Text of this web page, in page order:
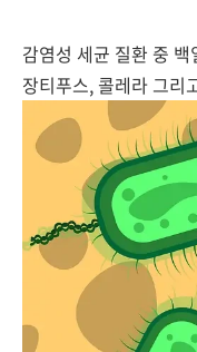
감염성 세균 질환 중
장티푸스, 콜레라 그리